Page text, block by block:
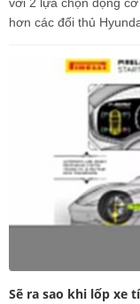
hơn các đối thủ
Sẽ ra sao khi lốp xe